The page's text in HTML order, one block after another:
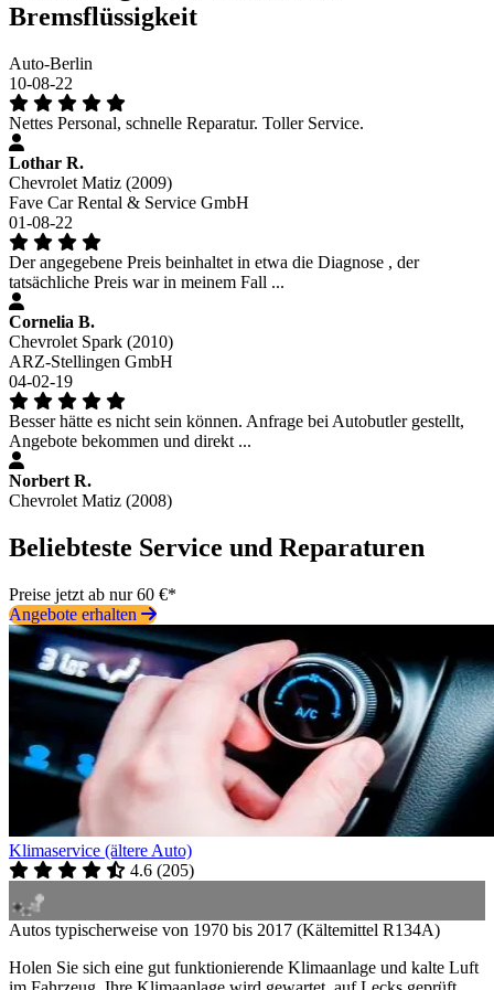
Bremsflüssigkeit
Auto-Berlin
10-08-22
Nettes Personal, schnelle Reparatur. Toller Service.
Lothar R.
Chevrolet Matiz (2009)
Fave Car Rental & Service GmbH
01-08-22
Der angegebene Preis beinhaltet in etwa die Diagnose , der
tatsächliche Preis war in meinem Fall ...
Cornelia B.
Chevrolet Spark (2010)
ARZ-Stellingen GmbH
04-02-19
Besser hätte es nicht sein können. Anfrage bei Autobutler gestellt,
Angebote bekommen und direkt ...
Norbert R.
Chevrolet Matiz (2008)
Beliebteste Service und Reparaturen
Preise jetzt ab nur 60 €*
Angebote erhalten
Klimaservice (ältere Auto)
4.6 (205)
Autos typischerweise von 1970 bis 2017 (Kältemittel R134A)
Holen Sie sich eine gut funktionierende Klimaanlage und kalte Luft